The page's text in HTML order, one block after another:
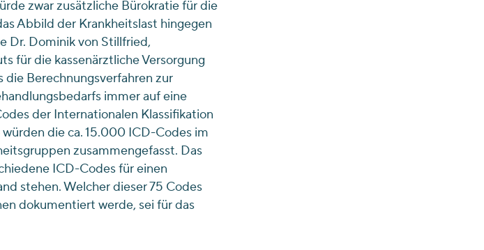
zwar zusätzliche Bürokratie für die
Abbild der Krankheitslast hingegen
Dr. Dominik von Stillfried,
für die kassenärztliche Versorgung
Berechnungsverfahren zur
immer auf eine
der Internationalen Klassifikation
die ca. 15.000 ICD-Codes im
zusammengefasst. Das
ICD-Codes für einen
stehen. Welcher dieser 75 Codes
dokumentiert werde, sei für das